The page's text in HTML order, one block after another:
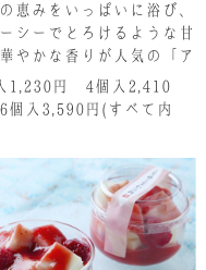
可となります。ご了承
さい。
恵みをいっぱいに浴び、
シーでとろけるような甘
やかな香りが人気の「ア
マンゴー」の旨味をまる
福で包んでいます。濃厚
の味わいを思う存分どう
1,230円 4個入2,410
入3,590円(すべて内